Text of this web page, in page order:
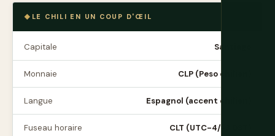
LE CHILI EN UN COUP D'ŒIL
Capitale Santiago
Monnaie CLP (Peso chilien)
Langue Espagnol (accent chilien)
Fuseau horaire CLT (UTC-4/-3 DST)